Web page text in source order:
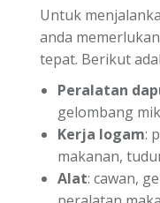
Untuk
anda
tepat. Berikut
Peralatan
gelombang
Kerja logam:
makanan,
Alat: cawan,